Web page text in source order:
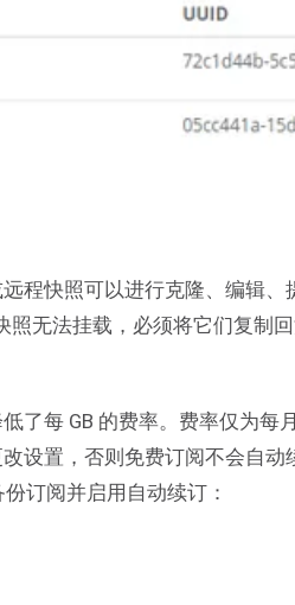
程快照可以进行克隆、编辑
照无法挂载，必须将它们复制
了每 GB 的费率。费率仅为每
设置，否则免费订阅不会自
订阅并启用自动续订：